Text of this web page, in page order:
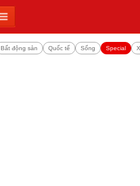
Bất động sản Quốc tế Sống Special